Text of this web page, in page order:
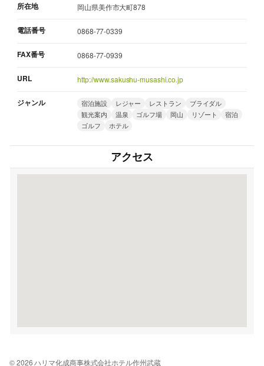
所在地 岡山県美作市大町878
電話番号 0868-77-0339
FAX番号 0868-77-0939
URL http://www.sakushu-musashi.co.jp
ジャンル 宿泊施設 レジャー レストラン
ブライダル
観光案内
温泉 ゴルフ場 岡山 リゾート
宿泊
ゴルフ
ホテル
アクセス
© 2026 ハリマ化成商事株式会社ホテル作州武蔵